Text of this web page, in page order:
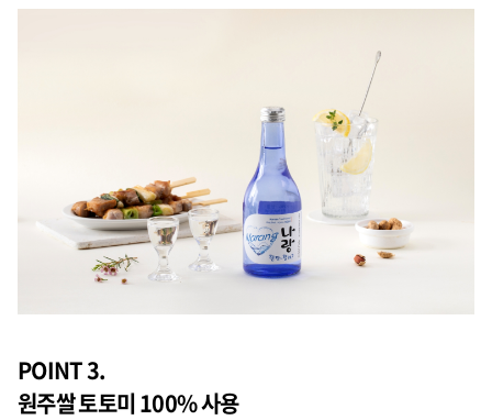
POINT 3.
원주쌀 토토미 100% 사용